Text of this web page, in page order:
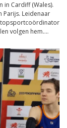
in Cardiff (Wales).
Parijs. Leidenaar
topsportcoördinator
volgen hem....